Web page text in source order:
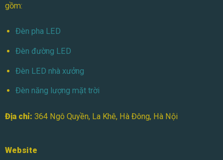
gồm:
Đèn pha LED
Đèn đường LED
Đèn LED nhà xưởng
Đèn năng lượng mặt trời
Địa chỉ: 364 Ngô Quyền, La Khê, Hà Đông, Hà Nội
Website